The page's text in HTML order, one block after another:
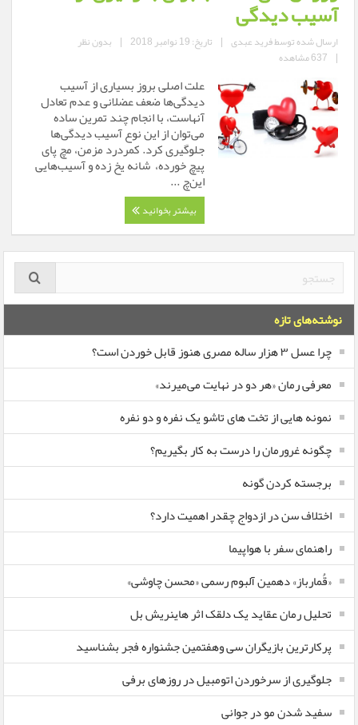
آسیب دیدگی
ارسال شده توسطفرید عبدی | تاریخ: 19 نوامبر 2018 | بدون نظر
| 637 مشاهده
علت اصلی بروز بسیاری از آسیب
دیدگی‌ها ضعف عضلانی و عدم تعادل
آنهاست، با انجام چند تمرین ساده
می‌توان از این نوع آسیب دیدگی‌ها
جلوگیری کرد. کمردرد مزمن، مچ پای
پیچ خورده، شانه یخ زده و آسیب‌هایی
این‌چ ...
بیشتر بخوانید
نوشته‌های تازه
چرا عسل ۳ هزار ساله‌ مصری هنوز قابل خوردن است؟
معرفی رمان «هر دو در نهایت می‌میرند»
نمونه هایی از تخت های تاشو یک نفره و دو نفره
چگونه غرورمان را درست به کار بگیریم؟
برجسته کردن گونه
اختلاف سن در ازدواج چقدر اهمیت دارد؟
راهنمای سفر با هواپیما
«قُمارباز» دهمین آلبوم رسمی «محسن چاوشی»
تحلیل رمان عقاید یک دلقک اثر هاینریش بل
پرکارترین بازیگران سی وهفتمین جشنواره فجر بشناسید
جلوگیری از سرخوردن اتومبیل در روزهای برفی
سفید شدن مو در جوانی